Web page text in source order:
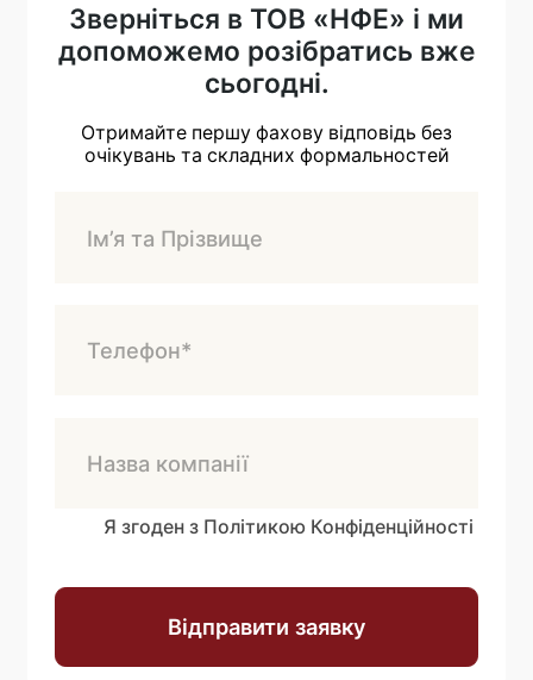
Зверніться в ТОВ «НФЕ» і ми
допоможемо розібратись вже
сьогодні.
Отримайте першу фахову відповідь без
очікувань та складних формальностей
Я згоден з Політикою Конфіденційності
Відправити заявку